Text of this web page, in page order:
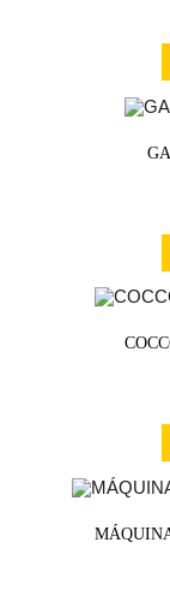
¡OFERT